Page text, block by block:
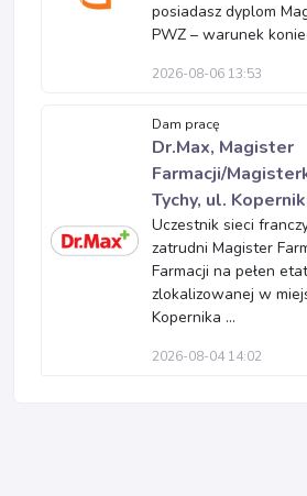
posiadasz dyplom
PWZ – warunek
2026-08-06 13:53
Dam pracę
Dr.Max, Magister
Farmacji/
Tychy, ul.
Uczestnik sieci
zatrudni Magister
Farmacji na pełen
zlokalizowanej w
Kopernika ...
2026-08-04 14:02